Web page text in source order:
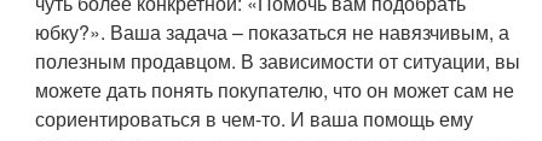
юбку?». Ваша задача – показаться не навязчивым, а
полезным продавцом. В зависимости от ситуации, вы
можете дать понять покупателю, что он может сам не
сориентироваться в чем-то. И ваша помощь ему